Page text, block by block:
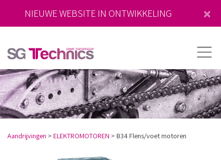
×
NIEUWE WEBSITE IN ONTWIKKELING
Aandrijvingen > ELEKTROMOTOREN > B34 Flens/voet motoren